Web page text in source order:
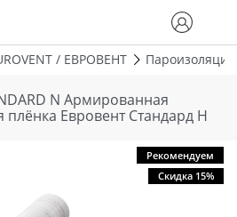
/ ЕВРОВЕНТ
N Армированная
Евровент Стандард Н
Рекомендуем
Скидка 15%